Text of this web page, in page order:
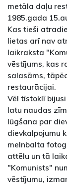
metāla daļu
1985.gada
Kas tieši
lietas arī nav
laikraksta
vēstījums, kas
salasāms,
restaurācijai.
Vēl tīstoklī
latu naudas
lūgšana par
dievkalpojumu
melnbalta
attēlu un tā
"Komunists"
vēstījumu,